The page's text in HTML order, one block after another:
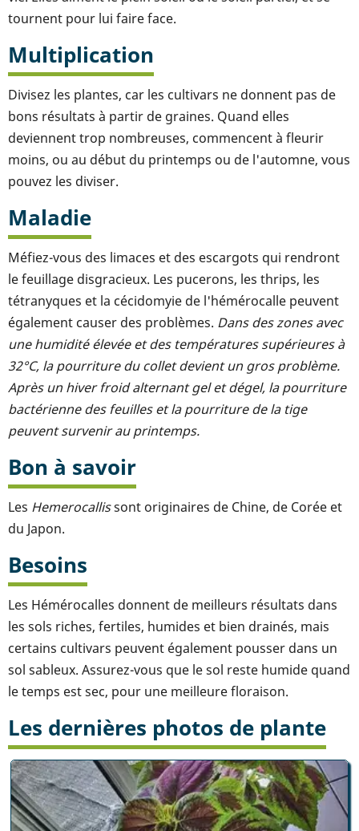
tournent pour lui faire face.
Multiplication
Divisez les plantes, car les cultivars ne donnent pas de
bons résultats à partir de graines. Quand elles
deviennent trop nombreuses, commencent à fleurir
moins, ou au début du printemps ou de l'automne, vous
pouvez les diviser.
Maladie
Méfiez-vous des limaces et des escargots qui rendront
le feuillage disgracieux. Les pucerons, les thrips, les
tétranyques et la cécidomyie de l'hémérocalle peuvent
également causer des problèmes. Dans des zones avec
une humidité élevée et des températures supérieures à
32°C, la pourriture du collet devient un gros problème.
Après un hiver froid alternant gel et dégel, la pourriture
bactérienne des feuilles et la pourriture de la tige
peuvent survenir au printemps.
Bon à savoir
Les Hemerocallissont originaires de Chine, de Corée et
du Japon.
Besoins
Les Hémérocalles donnent de meilleurs résultats dans
les sols riches, fertiles, humides et bien drainés, mais
certains cultivars peuvent également pousser dans un
sol sableux. Assurez-vous que le sol reste humide quand
le temps est sec, pour une meilleure floraison.
Les dernières photos de plante